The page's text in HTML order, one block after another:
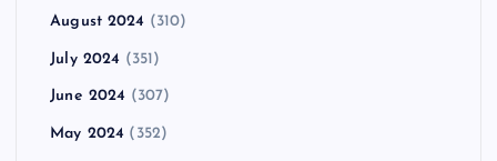
August 2024 (310)
July 2024 (351)
June 2024 (307)
May 2024 (352)